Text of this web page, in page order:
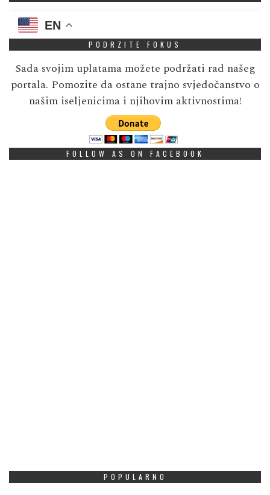
EN
PODRZITE FOKUS
Sada svojim uplatama možete podržati rad našeg
portala. Pomozite da ostane trajno svjedočanstvo o
našim iseljenicima i njihovim aktivnostima!
FOLLOW AS ON FACEBOOK
POPULARNO